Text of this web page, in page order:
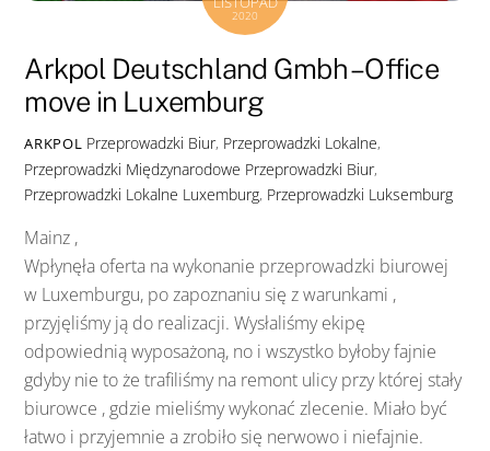
2020
Arkpol Deutschland Gmbh – Office
move in Luxemburg
ARKPOL Przeprowadzki Biur, Przeprowadzki Lokalne,
Przeprowadzki Międzynarodowe Przeprowadzki Biur,
Przeprowadzki Lokalne Luxemburg, Przeprowadzki Luksemburg
Mainz ,
Wpłynęła oferta na wykonanie przeprowadzki biurowej
w Luxemburgu, po zapoznaniu się z warunkami ,
przyjęliśmy ją do realizacji. Wysłaliśmy ekipę
odpowiednią wyposażoną, no i wszystko byłoby fajnie
gdyby nie to że trafiliśmy na remont ulicy przy której stały
biurowce , gdzie mieliśmy wykonać zlecenie. Miało być
łatwo i przyjemnie a zrobiło się nerwowo i niefajnie.